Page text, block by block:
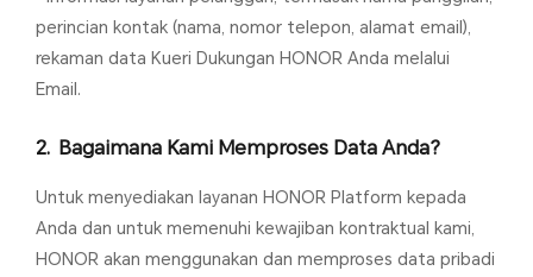
perincian kontak (nama, nomor telepon, alamat email),
rekaman data Kueri Dukungan HONOR Anda melalui
Email.
Bagaimana Kami Memproses Data Anda?
Untuk menyediakan layanan HONOR Platform kepada
Anda dan untuk memenuhi kewajiban kontraktual kami,
HONOR akan menggunakan dan memproses data pribadi